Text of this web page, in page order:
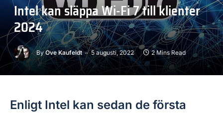
Intel kan släppa Wi-Fi 7 till klienter
2024
By Ove Kaufeldt 5 augusti, 2022 2 Mins Read
Enligt Intel kan sedan de första